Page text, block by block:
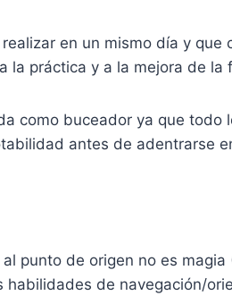
en un mismo día y que
la práctica y a la mejora de la
como buceador ya que todo
antes de adentrarse
punto de origen no es
de navegación/